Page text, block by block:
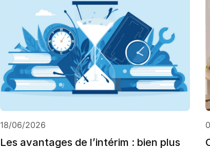
18/06/2026
Les avantages de l’intérim : bien plus